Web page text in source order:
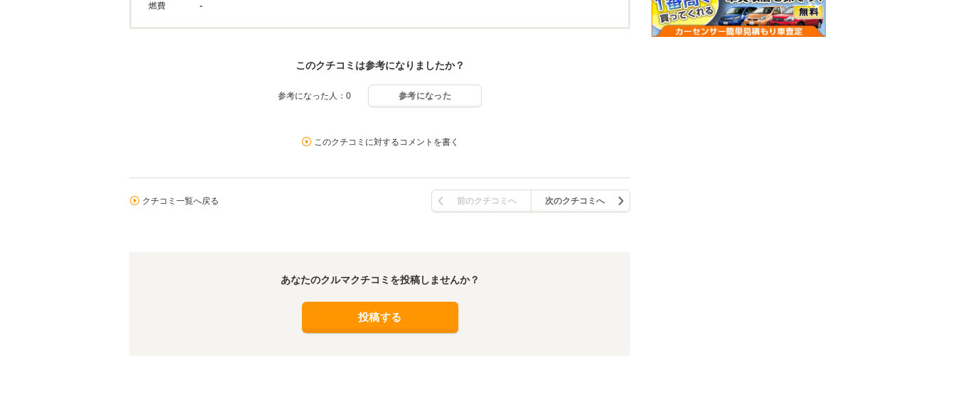
燃費
-
このクチコミは参考になりましたか？
参考になった人：0 参考になった
このクチコミに対するコメントを書く
クチコミ一覧へ戻る 前のクチコミへ 次のクチコミへ
あなたのクルマクチコミを投稿しませんか？
投稿する